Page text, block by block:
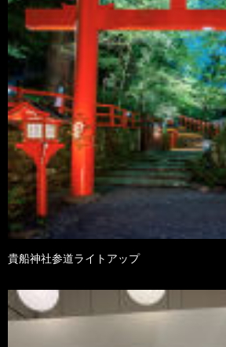
貴船神社参道ライトアップ